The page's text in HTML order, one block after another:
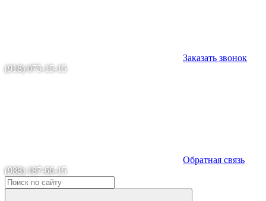
Заказать звонок
(918) 075-15-15
Обратная связь
(988) 187-66-15